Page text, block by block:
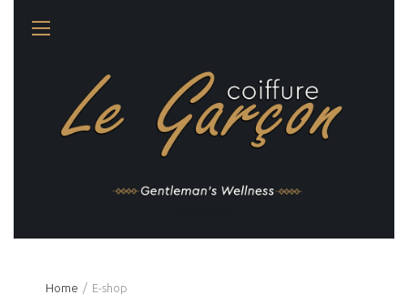
Home Ε-shop